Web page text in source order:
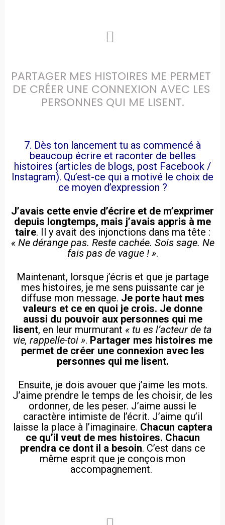
PARTAGER MES HISTOIRES ME PERMET
DE CRÉER UNE CONNEXION AVEC LES
PERSONNES QUI ME LISENT.
7. Dès ton lancement tu as commencé à
beaucoup écrire et raconter de belles
histoires (articles de blogs, post Facebook /
Instagram). Qu’est-ce qui a motivé le choix de
ce moyen d’expression ?
J’avais cette envie d’écrire et de m’exprimer
depuis longtemps, mais j’avais appris à me
taire. Il y avait des injonctions dans ma tête :
« Ne dérange pas. Reste cachée. Sois sage. Ne
fais pas de vague ! ».
Maintenant, lorsque j’écris et que je partage
mes histoires, je me sens puissante car je
diffuse mon message. Je porte haut mes
valeurs et ce en quoi je crois. Je donne
aussi du pouvoir aux personnes qui me
lisent, en leur murmurant « tu es l’acteur de ta
vie, rappelle-toi ». Partager mes histoires me
permet de créer une connexion avec les
personnes qui me lisent.
Ensuite, je dois avouer que j’aime les mots.
J’aime prendre le temps de les choisir, de les
ordonner, de les peser. J’aime aussi le
caractère intimiste de l’écrit. J’aime qu’il
laisse la place à l’imaginaire. Chacun captera
ce qu’il veut de mes histoires. Chacun
prendra ce dont il a besoin. C’est dans ce
même esprit que je conçois mon
accompagnement.